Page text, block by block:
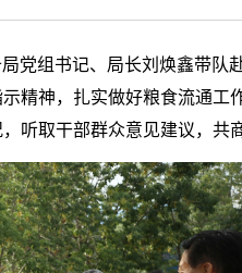
党组书记、局长刘焕鑫带队
精神，扎实做好粮食流通工
取干部群众意见建议，共